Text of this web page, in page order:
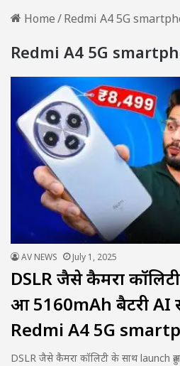
Home/Redmi A4 5G
Redmi A4 5G
AV NEWS July 1, 2025
DSLR जैसे कैमरा
हुआ 5160mAh बैटरी AI
Redmi A4 5G
DSLR जैसे कैमरा कॉलिटी के साथ launch